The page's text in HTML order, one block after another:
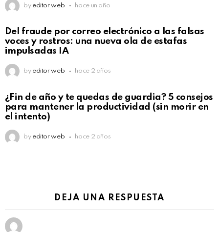
by editor web hace un año
Del fraude por correo electrónico a las falsas
voces y rostros: una nueva ola de estafas
impulsadas IA
by editor web hace 2 años
¿Fin de año y te quedas de guardia? 5 consejos
para mantener la productividad (sin morir en
el intento)
by editor web hace 2 años
DEJA UNA RESPUESTA